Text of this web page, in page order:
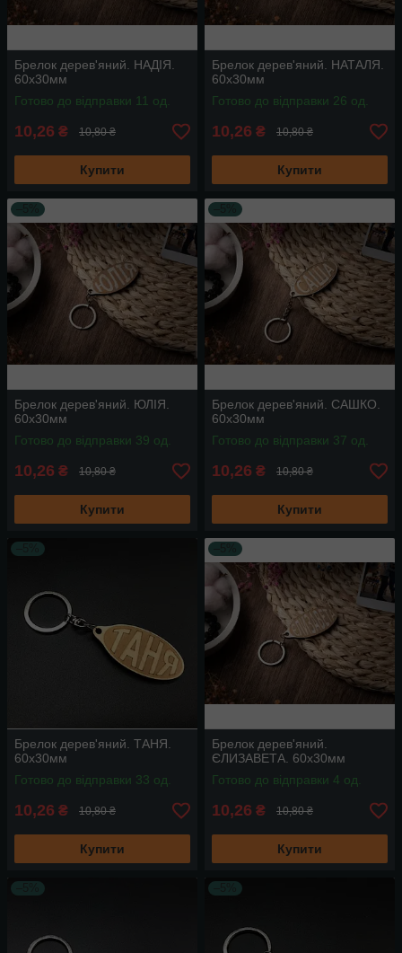
Брелок дерев'яний. НАДІЯ.
60х30мм
Готово до відправки 11 од.
10,26 ₴ 10,80 ₴
Купити
Брелок дерев'яний. НАТАЛЯ.
60х30мм
Готово до відправки 26 од.
10,26 ₴ 10,80 ₴
Купити
Брелок дерев'яний. ЮЛІЯ.
60х30мм
Готово до відправки 39 од.
10,26 ₴ 10,80 ₴
Купити
Брелок дерев'яний. САШКО.
60х30мм
Готово до відправки 37 од.
10,26 ₴ 10,80 ₴
Купити
Брелок дерев'яний. ТАНЯ.
60х30мм
Готово до відправки 33 од.
10,26 ₴ 10,80 ₴
Купити
Брелок дерев'яний.
ЄЛИЗАВЕТА. 60х30мм
Готово до відправки 4 од.
10,26 ₴ 10,80 ₴
Купити